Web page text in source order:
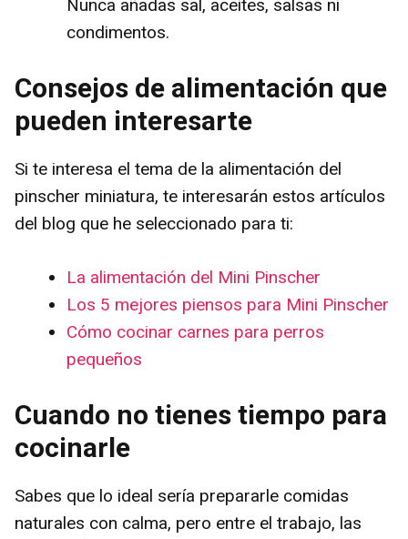
Nunca añadas sal, aceites, salsas ni
condimentos.
Consejos de alimentación que
pueden interesarte
Si te interesa el tema de la alimentación del
pinscher miniatura, te interesarán estos artículos
del blog que he seleccionado para ti:
La alimentación del Mini Pinscher
Los 5 mejores piensos para Mini Pinscher
Cómo cocinar carnes para perros
pequeños
Cuando no tienes tiempo para
cocinarle
Sabes que lo ideal sería prepararle comidas
naturales con calma, pero entre el trabajo, las